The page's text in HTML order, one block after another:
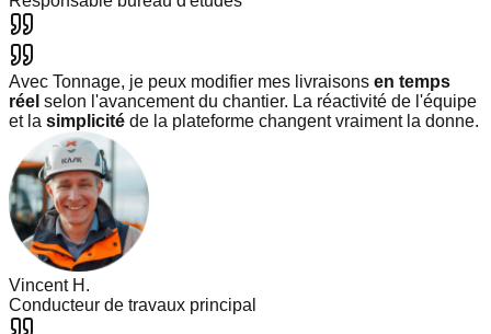
Avec Tonnage, je peux modifier mes livraisons en temps
réel selon l'avancement du chantier. La réactivité de l'équipe
et la simplicité de la plateforme changent vraiment la donne.
Vincent H.
Conducteur de travaux principal